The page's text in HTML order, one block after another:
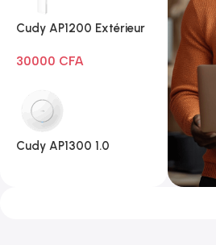
Cudy AP1200 Extérieur
30000 CFA
Cudy AP1300 1.0